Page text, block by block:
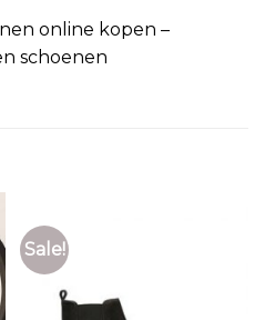
online kopen –
schoenen
Sale!